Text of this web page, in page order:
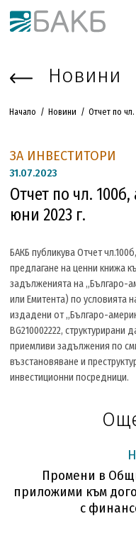
Към основното съдържание
Новини
Начало Новини Отчет по
ЗА ИНВЕСТИТОРИ
31.07.2023
Отчет по чл.
юни 2023 г.
БАКБ публикува Отчет
предлагане на ценни книжа
задълженията на „Българо-
или Емитента) по условията
издадени от „Българо-
BG210002222, структурирани
приемливи задължения по
възстановяване и
инвестиционни посредници.
Промени в
приложими към
с